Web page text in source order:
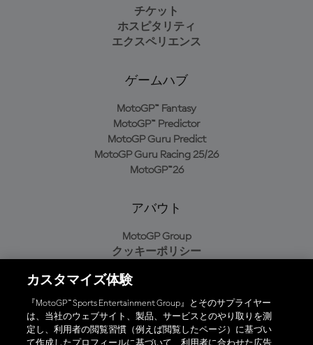
チケット
ホスピタリティ
エクスペリエンス
ゲームハブ
MotoGP™ Fantasy
MotoGP™ Predictor
MotoGP Guru Predict
MotoGP Guru Racing 25/26
MotoGP™26
アバウト
MotoGP Group
クッキーポリシー
プライバシーポリシー
購入ポリシー
カスタマイズ体験
『MotoGP™ Sports Entertainment Group』とそのサプライヤー
は、当社のウェブサイト、製品、サービスとのやり取りを測
定し、利用者の閲覧習慣（例えば閲覧したページ）に基づい